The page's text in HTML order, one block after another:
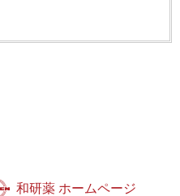
和研薬 ホームページ